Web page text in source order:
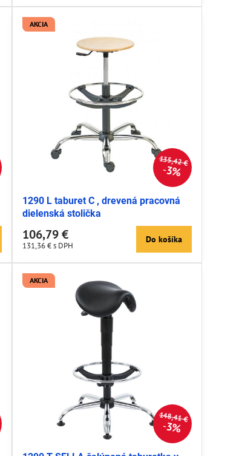
135,42 €
3%
AKCIA
1290 L taburet C , drevená pracovná
dielenská stolička
106,79 €
131,36 €s DPH
Do košíka
148,41 €
3%
AKCIA